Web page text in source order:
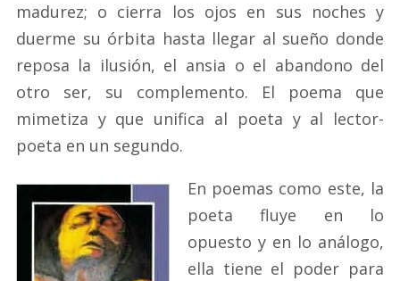
madurez; o cierra los ojos en sus noches y
duerme su órbita hasta llegar al sueño donde
reposa la ilusión, el ansia o el abandono del
otro ser, su complemento. El poema que
mimetiza y que unifica al poeta y al lector-
poeta en un segundo.
En poemas como este, la
poeta fluye en lo
opuesto y en lo análogo,
ella tiene el poder para